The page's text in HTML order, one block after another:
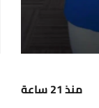
منذ 21 ساعة